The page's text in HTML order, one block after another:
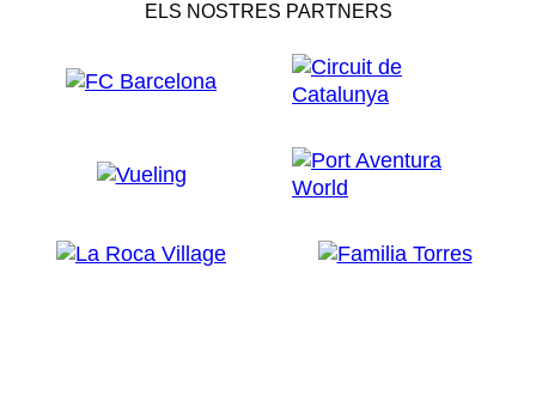
ELS NOSTRES PARTNERS